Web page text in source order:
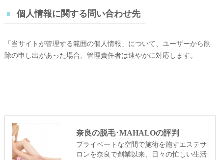
個人情報に関する問い合わせ先
「当サイトが管理する範囲の個人情報」について、ユーザーから削
除の申し出があった場合、管理責任者は速やかに対応します。
奈良の脱毛･MAHALOの評判
プライベートな空間で施術を施すエステサ
ロンを奈良で創業以来、日々の忙しい生活